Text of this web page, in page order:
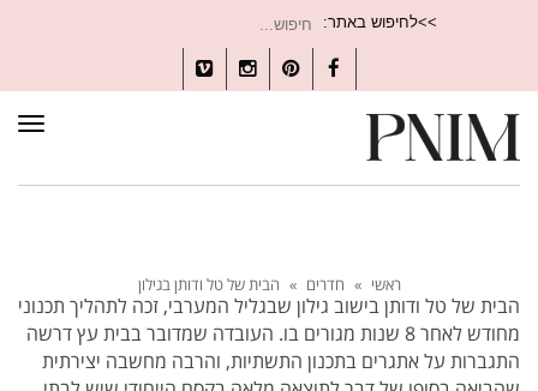
>>לחיפוש באתר:
עבור:
Facebook
Pinterest
Instagram
Vimeo
ראשי » חדרים » הבית של טל ודותן בגילון
הבית של טל ודותן בישוב גילון שבגליל המערבי, זכה לתהליך תכנוני
מחודש לאחר 8 שנות מגורים בו.
העובדה שמדובר בבית עץ דרשה
התגברות על אתגרים בתכנון התשתיות, והרבה מחשבה יצירתית